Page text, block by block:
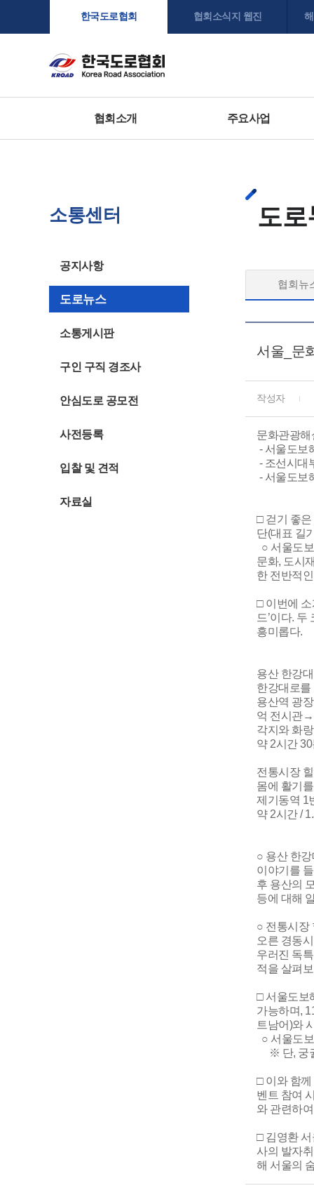
한국도로협회 협회소식지 웹진
협회소개 주요사업
소통센터
공지사항
도로뉴스
소통게시판
구인 구직 경조사
안심도로 공모전
사전등록
입찰 및 견적
자료실
도로
협회뉴
서울_문
작성자
문화관광해
- 서울도보
- 조선시대
- 서울도보
□ 걷기 좋
단(대표 길
○ 서울도
문화, 도시
한 전반적
□ 이번에 소
드’이다.
흥미롭다.
용산 한강
한강대로를
용산역 광
억 전시관
각지와 화
약 2시간
전통시장
몸에 활기
제기동역
약 2시간 /
○ 용산 한
이야기를
후 용산의
등에 대해
○ 전통시장
오른 경동
우러진 독
적을 살펴
□ 서울도보
가능하며,
트남어)와
○ 서울도
※ 단, 궁궐
□ 이와 함
벤트 참여
와 관련하
□ 김영환
사의 발자
해 서울의